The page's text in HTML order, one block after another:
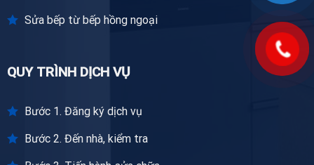
Sửa bếp từ bếp hồng ngoại
QUY TRÌNH DỊCH VỤ
Bước 1. Đăng ký dịch vụ
Bước 2. Đến nhà, kiểm tra